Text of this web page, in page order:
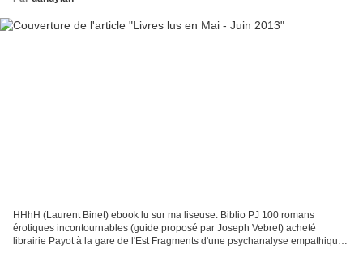
HHhH (Laurent Binet) ebook lu sur ma liseuse. Biblio PJ 100 romans
érotiques incontournables (guide proposé par Joseph Vebret) acheté
librairie Payot à la gare de l'Est Fragments d'une psychanalyse empathique